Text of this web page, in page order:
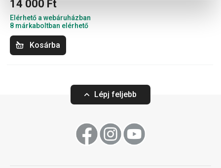
14 000 Ft
Elérhető a webáruházban
8 márkaboltban elérhető
Kosárba
Lépj feljebb